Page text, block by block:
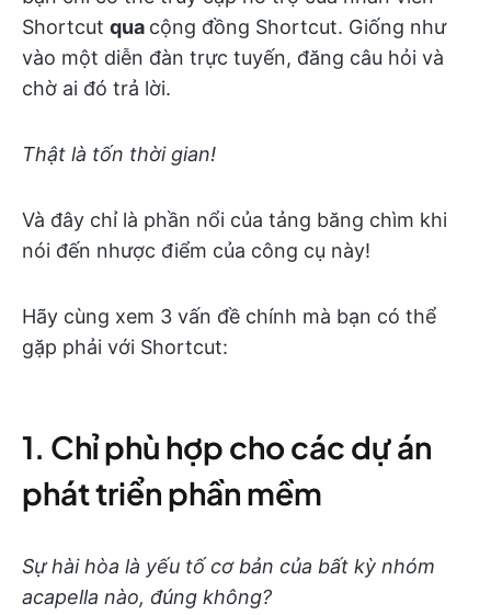
Shortcut qua cộng đồng Shortcut. Giống như
vào một diễn đàn trực tuyến, đăng câu hỏi và
chờ ai đó trả lời.
Thật là tốn thời gian!
Và đây chỉ là phần nổi của tảng băng chìm khi
nói đến nhược điểm của công cụ này!
Hãy cùng xem 3 vấn đề chính mà bạn có thể
gặp phải với Shortcut:
1. Chỉ phù hợp cho các dự án
phát triển phần mềm
Sự hài hòa là yếu tố cơ bản của bất kỳ nhóm
acapella nào, đúng không?